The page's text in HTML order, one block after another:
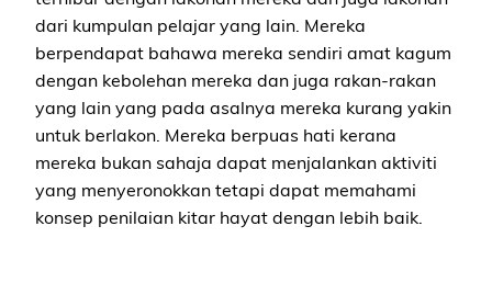
dari kumpulan pelajar yang lain. Mereka
berpendapat bahawa mereka sendiri amat kagum
dengan kebolehan mereka dan juga rakan-rakan
yang lain yang pada asalnya mereka kurang yakin
untuk berlakon. Mereka berpuas hati kerana
mereka bukan sahaja dapat menjalankan aktiviti
yang menyeronokkan tetapi dapat memahami
konsep penilaian kitar hayat dengan lebih baik.